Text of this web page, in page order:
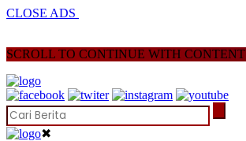
CLOSE ADS
SCROLL TO CONTINUE WITH CONTENT
✖